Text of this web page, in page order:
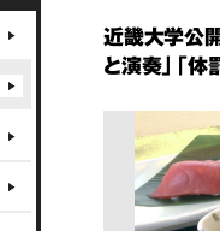
近畿大学公
と演奏」「